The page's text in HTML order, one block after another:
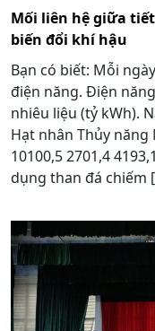
Mối liên hệ giữa
biến đổi khí hậu
Bạn có biết: Mỗi
điện năng. Điện
nhiêu liệu (tỷ kWh).
Hạt nhân Thủy năng
10100,5 2701,4
dụng than đá chiếm